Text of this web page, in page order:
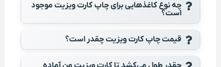
چه نوع کاغذهایی برای چاپ کارت ویزیت موجود
است؟
قیمت چاپ کارت ویزیت چقدر است؟